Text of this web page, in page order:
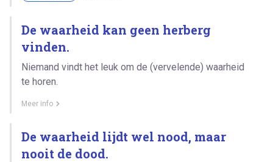
De waarheid kan geen herberg
vinden.
Niemand vindt het leuk om de (vervelende) waarheid
te horen.
Meer info
De waarheid lijdt wel nood, maar
nooit de dood.